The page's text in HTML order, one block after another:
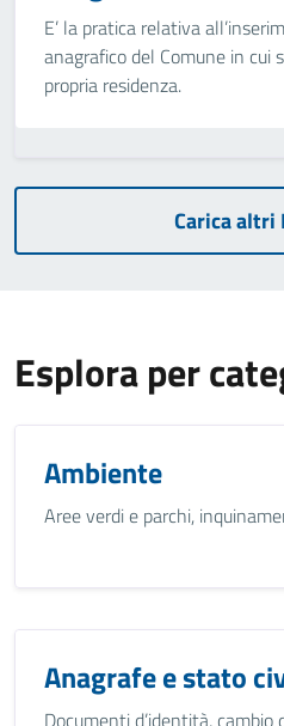
E’ la pratica relativa
anagrafico del Comune in cui
propria residenza.
Carica
Esplora per
Ambiente
Aree verdi e parchi,
Anagrafe e stato
Documenti d’identità, cambio